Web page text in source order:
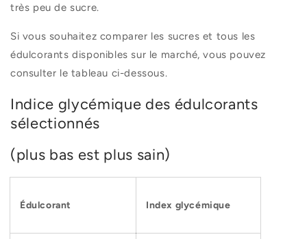
très peu de sucre.
Si vous souhaitez comparer les sucres et tous les
édulcorants disponibles sur le marché, vous pouvez
consulter le tableau ci-dessous.
Indice glycémique des édulcorants
sélectionnés
(plus bas est plus sain)
Édulcorant Index glycémique